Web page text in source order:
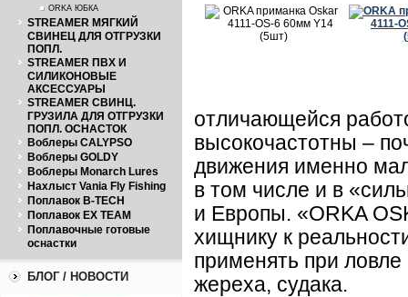
ORKA ЮБКА
STREAMER МЯГКИЙ
СВИНЕЦ ДЛЯ ОТГРУЗКИ
ПОПЛ.
STREAMER ПВХ И
СИЛИКОНОВЫЕ
АКСЕССУАРЫ
STREAMER СВИНЦ.
ГРУЗИЛА ДЛЯ ОТГРУЗКИ
ПОПЛ. ОСНАСТОК
Воблеры CALYPSO
Воблеры GOLDY
Воблеры Monarch Lures
Нахлыст Vania Fly Fishing
Поплавок B-TECH
Поплавок EX TEAM
Поплавочные готовые
оснастки
БЛОГ / НОВОСТИ
отличающейся
высокочастотны –
движения именно
в том числе и в
и Европы. «ORKA
хищнику к
применять при
жереха, судака.